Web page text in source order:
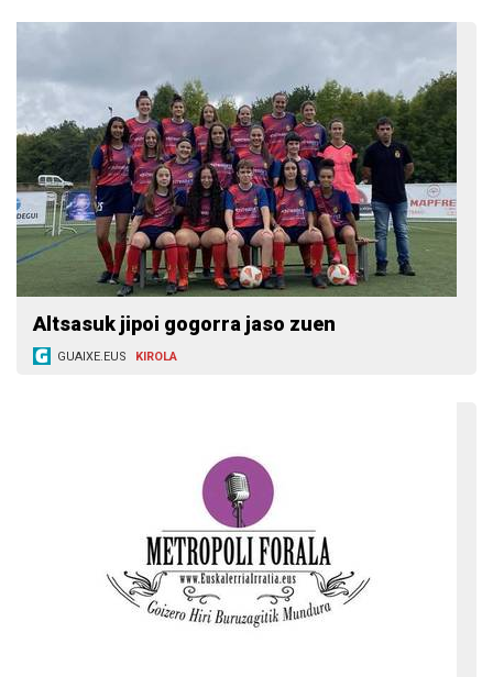
Altsasuk jipoi gogorra jaso zuen
GUAIXE.EUS KIROLA